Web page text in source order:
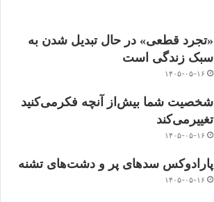
«تجرد قطعی» در حال تبدیل شدن به
سبک زندگی است
۱۴۰۵-۰۵-۱۶
شخصیت شما بیش‌از آنچه فکر‌می‌کنید
تغییر‌می‌کند
۱۴۰۵-۰۵-۱۶
پارادوکس سدهای پر و دشت‌های تشنه
۱۴۰۵-۰۵-۱۶